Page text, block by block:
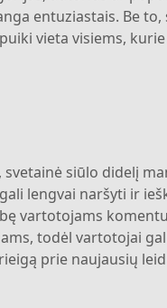
entuziastais. Be
vieta visiems,
siūlo didelį
lengvai naršyti ir
vartotojams
todėl vartotojai
prie naujausių